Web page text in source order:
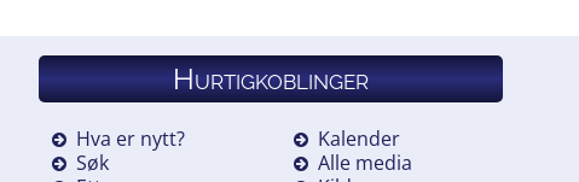
Hurtigkoblinger
Hva er nytt?
Søk
Kalender
Alle media